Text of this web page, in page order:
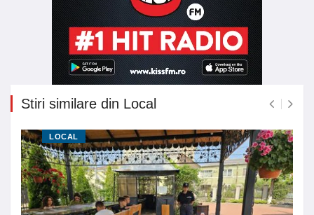
Stiri similare din Local
LOCAL